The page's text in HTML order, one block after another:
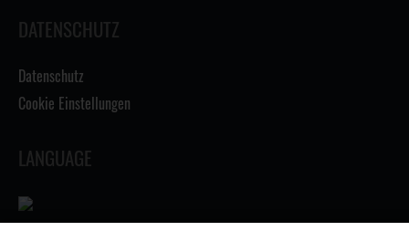
DATENSCHUTZ
Datenschutz
Cookie Einstellungen
LANGUAGE